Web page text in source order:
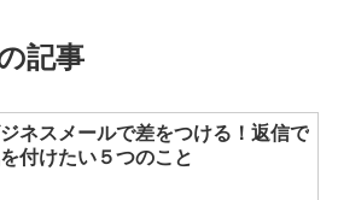
記事
ジネスメールで差をつける！返信で
付けたい５つのこと